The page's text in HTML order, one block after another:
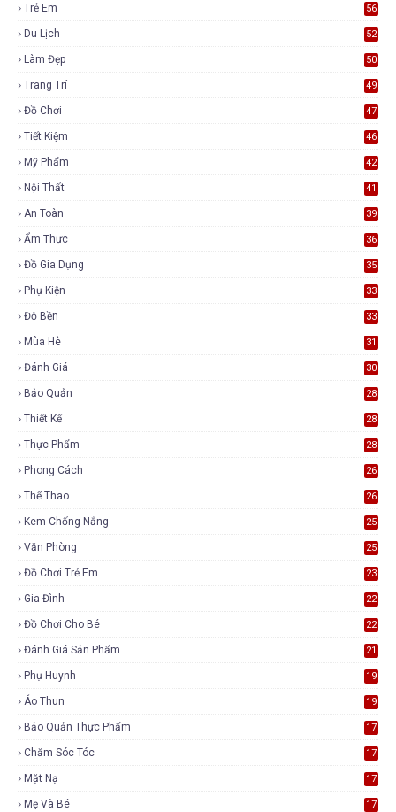
Trẻ Em 56
Du Lịch 52
Làm Đẹp 50
Trang Trí 49
Đồ Chơi 47
Tiết Kiệm 46
Mỹ Phẩm 42
Nội Thất 41
An Toàn 39
Ẩm Thực 36
Đồ Gia Dụng 35
Phụ Kiện 33
Độ Bền 33
Mùa Hè 31
Đánh Giá 30
Bảo Quản 28
Thiết Kế 28
Thực Phẩm 28
Phong Cách 26
Thể Thao 26
Kem Chống Nắng 25
Văn Phòng 25
Đồ Chơi Trẻ Em 23
Gia Đình 22
Đồ Chơi Cho Bé 22
Đánh Giá Sản Phẩm 21
Phụ Huynh 19
Áo Thun 19
Bảo Quản Thực Phẩm 17
Chăm Sóc Tóc 17
Mặt Nạ 17
Mẹ Và Bé 17